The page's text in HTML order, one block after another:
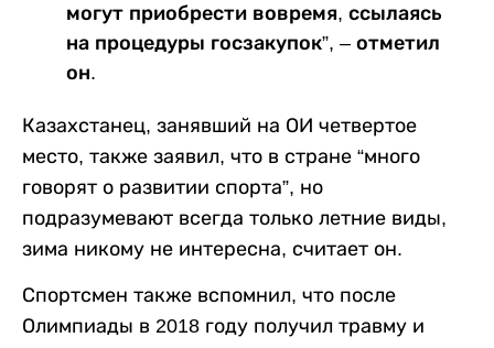
могут приобрести вовремя, ссылаясь
на процедуры госзакупок”, – отметил
он.
Казахстанец, занявший на ОИ четвертое
место, также заявил, что в стране “много
говорят о развитии спорта”, но
подразумевают всегда только летние виды,
зима никому не интересна, считает он.
Спортсмен также вспомнил, что после
Олимпиады в 2018 году получил травму и